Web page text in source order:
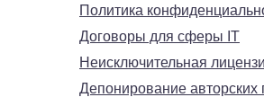
Политика
Договоры для сферы IT
Неисключительная
Депонирование авторских